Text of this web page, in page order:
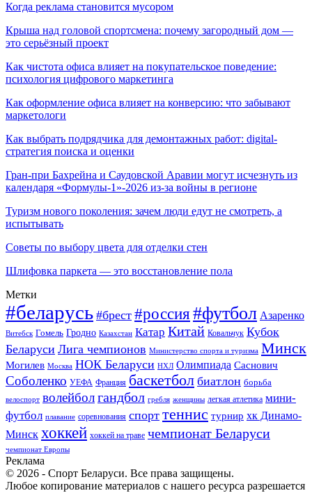
Когда реклама становится мусором
Крыша над головой спортсмена: почему загородный дом —
это серьёзный проект
Как чистота офиса влияет на покупательское поведение:
психология цифрового маркетинга
Как оформление офиса влияет на конверсию: что забывают
маркетологи
Как выбрать подрядчика для демонтажных работ: digital-
стратегия поиска и оценки
Гран-при Бахрейна и Саудовской Аравии могут исчезнуть из
календаря «Формулы-1»-2026 из-за войны в регионе
Туризм нового поколения: зачем люди едут не смотреть, а
испытывать
Советы по выбору цвета для отделки стен
Шлифовка паркета — это восстановление пола
Метки
#беларусь #брест #россия#футбол Азаренко
Витебск Гомель Гродно Казахстан Катар Китай Ковальчук Кубок
Беларуси Лига чемпионов Министерство спорта и туризма Минск
Могилев Москва НОК Беларуси НХЛ Олимпиада Саснович
Соболенко УЕФА Франция баскетбол биатлон борьба
велоспорт волейболгандбол гребля женщины легкая атлетика мини-
футбол плавание соревнования спорт теннис турнир хк Динамо-
Минск хоккей хоккей на траве чемпионат Беларуси
чемпионат Европы
Реклама
© 2026 - Спорт Беларуси. Все права защищены.
Любое копирование материалов с нашего ресурса разрешается